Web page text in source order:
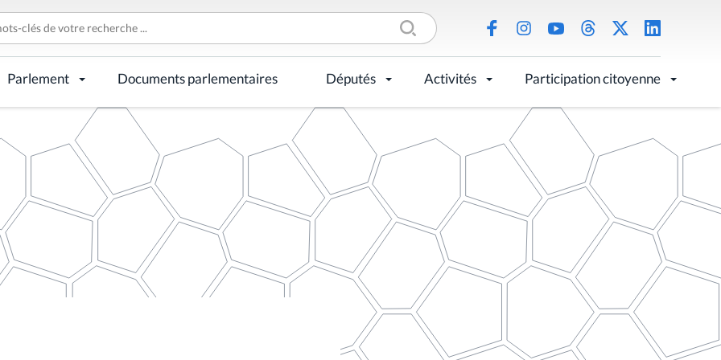
Parlement Documents parlementaires Députés Activités Participation citoyenne